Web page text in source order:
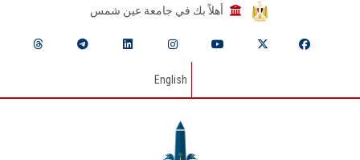
أهلاً بك في جامعة عين شمس
English